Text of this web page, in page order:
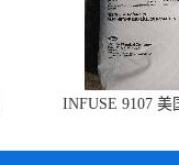
INFUSE 9107 美